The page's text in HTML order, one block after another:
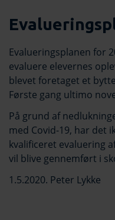
Evalueringsplanen for
evaluere elevernes
blevet foretaget et
Første gang ultimo
På grund af
med Covid-19, har det
kvalificeret evaluering
vil blive gennemført i
1.5.2020. Peter Lykke